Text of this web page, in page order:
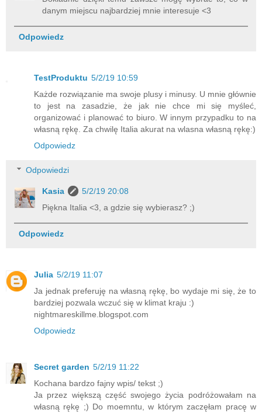
danym miejscu najbardziej mnie interesuje <3
Odpowiedz
TestProduktu 5/2/19 10:59
Każde rozwiązanie ma swoje plusy i minusy. U mnie głównie
to jest na zasadzie, że jak nie chce mi się myśleć,
organizować i planować to biuro. W innym przypadku to na
własną rękę. Za chwilę Italia akurat na wlasna własną rękę:)
Odpowiedz
Odpowiedzi
Kasia
5/2/19 20:08
Piękna Italia <3, a gdzie się wybierasz? ;)
Odpowiedz
Julia 5/2/19 11:07
Ja jednak preferuję na własną rękę, bo wydaje mi się, że to
bardziej pozwala wczuć się w klimat kraju :)
nightmareskillme.blogspot.com
Odpowiedz
Secret garden 5/2/19 11:22
Kochana bardzo fajny wpis/ tekst ;)
Ja przez większą część swojego życia podróżowałam na
własną rękę ;) Do moemntu, w którym zaczęłam pracę w